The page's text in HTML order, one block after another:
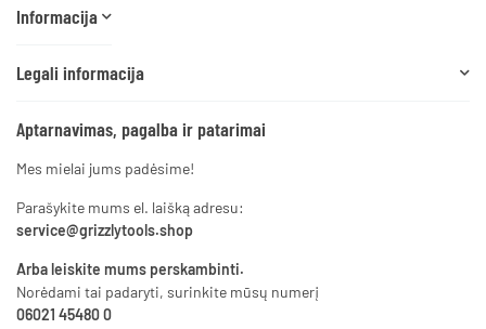
Informacija
Legali informacija
Aptarnavimas, pagalba ir patarimai
Mes mielai jums padėsime!
Parašykite mums el. laišką adresu:
service@grizzlytools.shop
Arba leiskite mums perskambinti.
Norėdami tai padaryti, surinkite mūsų numerį
06021 45480 0